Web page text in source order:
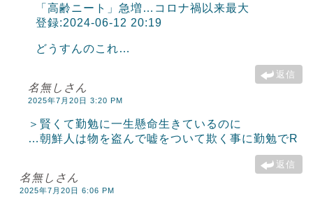
「高齢ニート」急増…コロナ禍以来最大
登録:2024-06-12 20:19
どうすんのこれ…
返信
名無しさん
2025年7月20日 3:20 PM
＞賢くて勤勉に一生懸命生きているのに
…朝鮮人は物を盗んで嘘をついて欺く事に勤勉でR
返信
名無しさん
2025年7月20日 6:06 PM